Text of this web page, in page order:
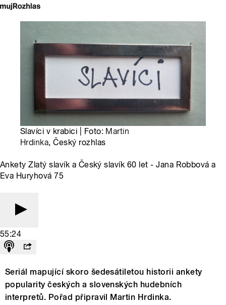
Slavíci v krabici | Foto: Martin
Hrdinka, Český rozhlas
Ankety Zlatý slavík a Český slavík 60 let - Jana Robbová a
Eva Huryhová 75
55:24
Seriál mapující skoro šedesátiletou historii ankety
popularity českých a slovenských hudebních
interpretů. Pořad připravil Martin Hrdinka.